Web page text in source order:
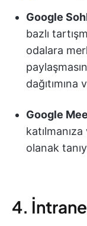
Google
bazlı
odalara
Google
olanak
4.